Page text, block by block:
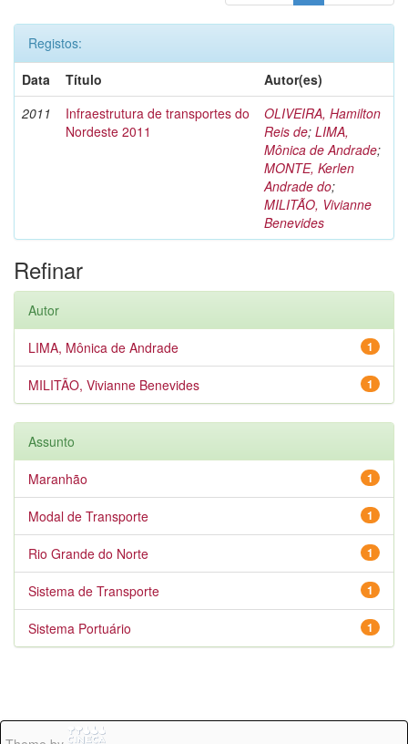
Registos:
Data
Título
Autor(es)
2011
Infraestrutura de transportes do
Nordeste 2011
OLIVEIRA, Hamilton
Reis de; LIMA,
Mônica de Andrade;
MONTE, Kerlen
Andrade do;
MILITÃO, Vivianne
Benevides
Refinar
Autor
1
LIMA, Mônica de Andrade
1
MILITÃO, Vivianne Benevides
Assunto
1
Maranhão
1
Modal de Transporte
1
Rio Grande do Norte
1
Sistema de Transporte
1
Sistema Portuário